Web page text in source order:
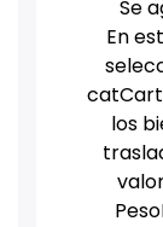
Se
En
los